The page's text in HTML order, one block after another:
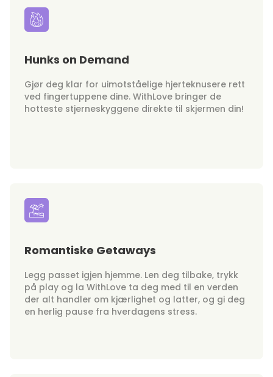
Hunks on Demand
Gjør deg klar for uimotståelige hjerteknusere rett
ved fingertuppene dine. WithLove bringer de
hotteste stjerneskyggene direkte til skjermen din!
Romantiske Getaways
Legg passet igjen hjemme. Len deg tilbake, trykk
på play og la WithLove ta deg med til en verden
der alt handler om kjærlighet og latter, og gi deg
en herlig pause fra hverdagens stress.